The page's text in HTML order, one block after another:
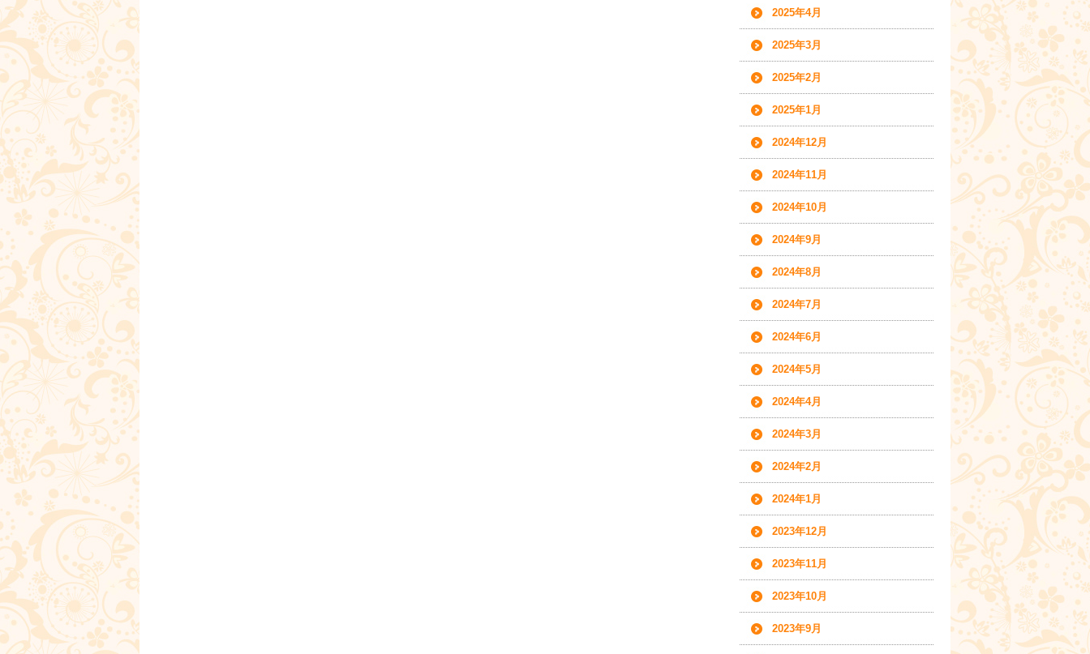
2025年4月
2025年3月
2025年2月
2025年1月
2024年12月
2024年11月
2024年10月
2024年9月
2024年8月
2024年7月
2024年6月
2024年5月
2024年4月
2024年3月
2024年2月
2024年1月
2023年12月
2023年11月
2023年10月
2023年9月